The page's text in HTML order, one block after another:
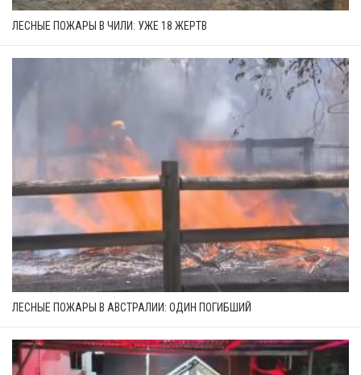
ЛЕСНЫЕ ПОЖАРЫ В ЧИЛИ: УЖЕ 18 ЖЕРТВ
ЛЕСНЫЕ ПОЖАРЫ В АВСТРАЛИИ: ОДИН ПОГИБШИЙ